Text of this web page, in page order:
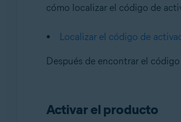
cómo localizar el código de
Localizar el código de
Después de encontrar el
Activar el producto